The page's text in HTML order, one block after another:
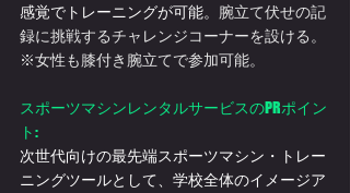
感覚でトレーニングが可能。 腕立て伏せの記
録に挑戦するチャレンジコーナーを設ける。
※女性も膝付き腕立てで参加可能。
スポーツマシンレンタルサービスのPRポイン
ト:
次世代向けの最先端スポーツマシン・トレー
ニングツールとして、学校全体のイメージア